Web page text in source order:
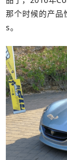
那个时候的产品
s。